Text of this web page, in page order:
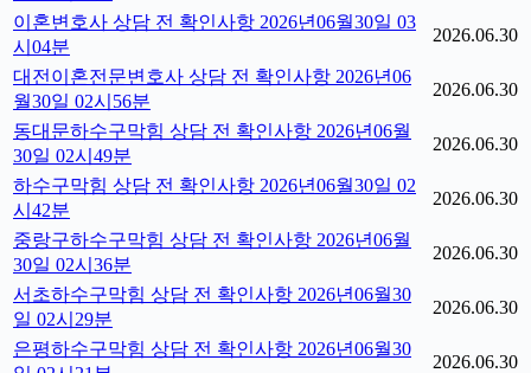
이혼변호사 상담 전 확인사항 2026년06월30일 03
시04분
2026.06.30
대전이혼전문변호사 상담 전 확인사항 2026년06
월30일 02시56분
2026.06.30
동대문하수구막힘 상담 전 확인사항 2026년06월
30일 02시49분
2026.06.30
하수구막힘 상담 전 확인사항 2026년06월30일 02
시42분
2026.06.30
중랑구하수구막힘 상담 전 확인사항 2026년06월
30일 02시36분
2026.06.30
서초하수구막힘 상담 전 확인사항 2026년06월30
일 02시29분
2026.06.30
은평하수구막힘 상담 전 확인사항 2026년06월30
2026.06.30